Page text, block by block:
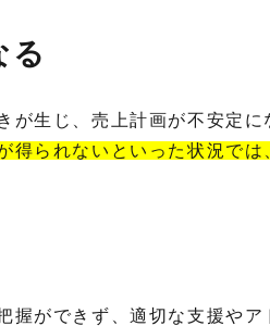
る
生じ、売上計画が不安定
られないといった状況で
ができず、適切な支援や